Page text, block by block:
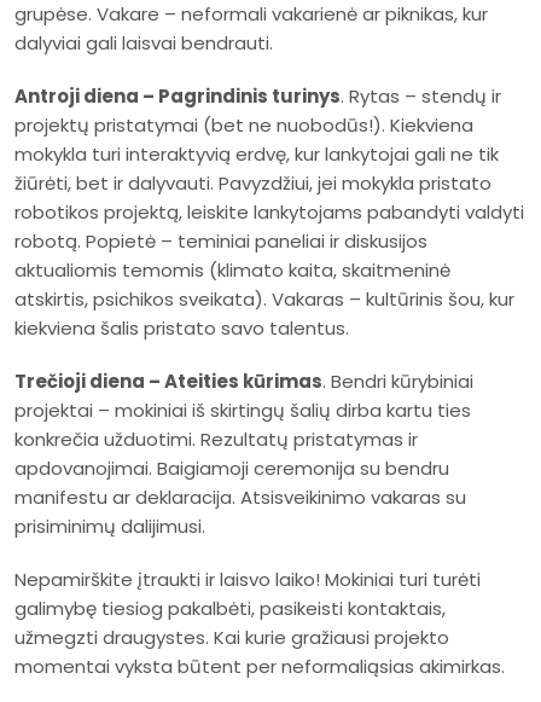
grupėse. Vakare – neformali vakarienė ar piknikas, kur
dalyviai gali laisvai bendrauti.
Antroji diena – Pagrindinis turinys. Rytas – stendų ir
projektų pristatymai (bet ne nuobodūs!). Kiekviena
mokykla turi interaktyvią erdvę, kur lankytojai gali ne tik
žiūrėti, bet ir dalyvauti. Pavyzdžiui, jei mokykla pristato
robotikos projektą, leiskite lankytojams pabandyti valdyti
robotą. Popietė – teminiai paneliai ir diskusijos
aktualiomis temomis (klimato kaita, skaitmeninė
atskirtis, psichikos sveikata). Vakaras – kultūrinis šou, kur
kiekviena šalis pristato savo talentus.
Trečioji diena – Ateities kūrimas. Bendri kūrybiniai
projektai – mokiniai iš skirtingų šalių dirba kartu ties
konkrečia užduotimi. Rezultatų pristatymas ir
apdovanojimai. Baigiamoji ceremonija su bendru
manifestu ar deklaracija. Atsisveikinimo vakaras su
prisiminimų dalijimusi.
Nepamirškite įtraukti ir laisvo laiko! Mokiniai turi turėti
galimybę tiesiog pakalbėti, pasikeisti kontaktais,
užmegzti draugystes. Kai kurie gražiausi projekto
momentai vyksta būtent per neformaliąsias akimirkas.